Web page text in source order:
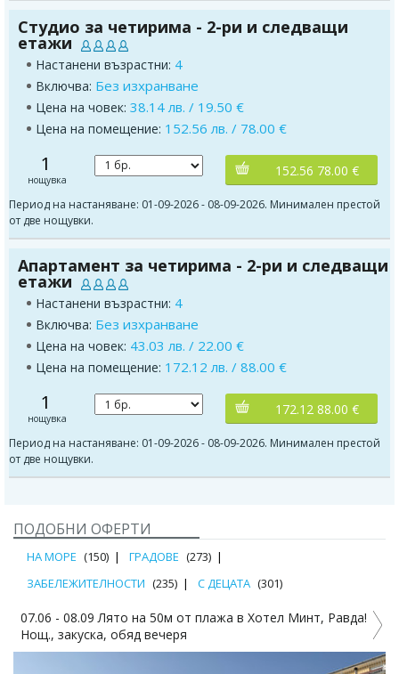
Студио за четирима - 2-ри и следващи
етажи
Настанени възрастни: 4
Включва: Без изхранване
Цена на човек: 38.14 лв. / 19.50 €
Цена на помещение: 152.56 лв. / 78.00 €
1
нощувка
152.56 78.00 €
Период на настаняване: 01-09-2026 - 08-09-2026. Минимален престой
от две нощувки.
Апартамент за четирима - 2-ри и следващи
етажи
Настанени възрастни: 4
Включва: Без изхранване
Цена на човек: 43.03 лв. / 22.00 €
Цена на помещение: 172.12 лв. / 88.00 €
1
нощувка
172.12 88.00 €
Период на настаняване: 01-09-2026 - 08-09-2026. Минимален престой
от две нощувки.
ПОДОБНИ ОФЕРТИ
НА МОРЕ (150) ГРАДОВЕ (273)
ЗАБЕЛЕЖИТЕЛНОСТИ (235) С ДЕЦАТА (301)
07.06 - 08.09 Лято на 50м от плажа в Хотел Минт, Равда!
Нощ., закуска, обяд вечеря